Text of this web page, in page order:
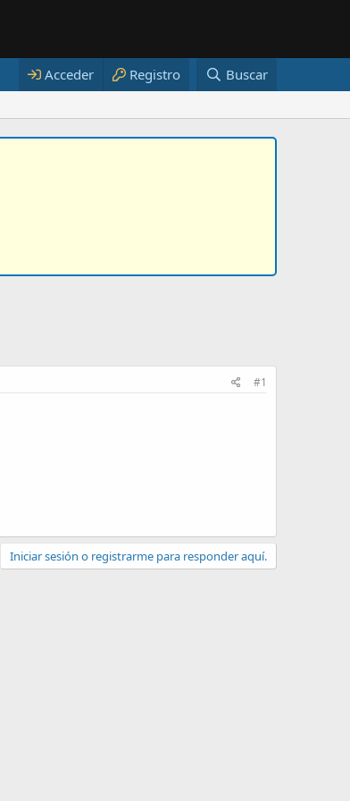
Acceder Registro Buscar
#1
Iniciar sesión o registrarme para responder aquí.